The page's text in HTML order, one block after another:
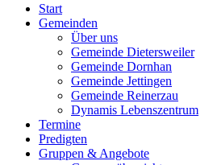
Start
Gemeinden
Über uns
Gemeinde Dietersweiler
Gemeinde Dornhan
Gemeinde Jettingen
Gemeinde Reinerzau
Dynamis Lebenszentrum
Termine
Predigten
Gruppen & Angebote